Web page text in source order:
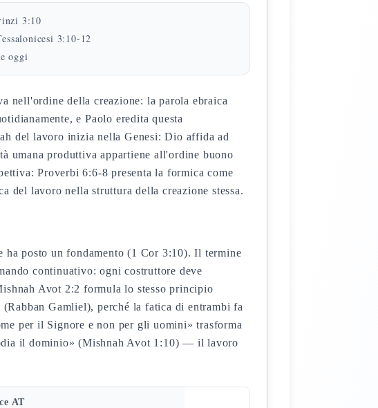
3:10
3:10-12
oggi
nell'ordine della creazione: la parola ebraica
del lavoro inizia nella Genesi: Dio affida ad
umana produttiva appartiene all'ordine buono
Proverbi 6:6-8 presenta la formica come
del lavoro nella struttura della creazione stessa.
ha posto un fondamento (1 Cor 3:10). Il termine
continuativo: ogni costruttore deve
Avot 2:2 formula lo stesso principio
(Rabban Gamliel), perché la fatica di entrambi fa
per il Signore e non per gli uomini» trasforma
il dominio» (Mishnah Avot 1:10) — il lavoro
AT